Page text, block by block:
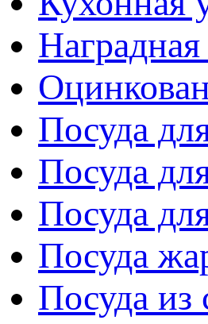
Посуда
Посуда
Посуда
Посуда
Посуда из